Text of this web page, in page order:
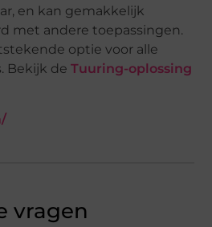
en kan gemakkelijk
met andere toepassingen.
optie voor alle
Bekijk deTuuring-oplossing
vragen